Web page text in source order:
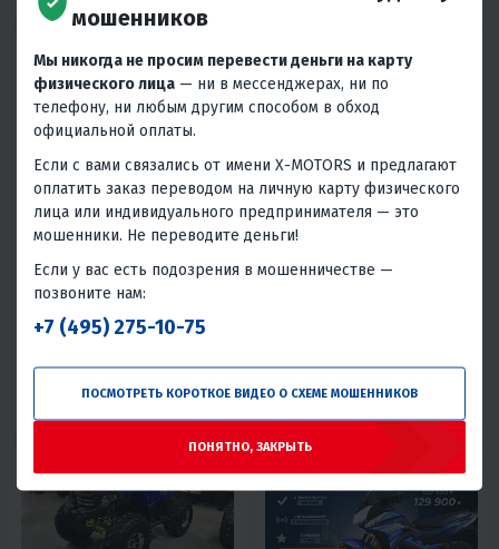
СНЕГОХОД IRBIS TUNGUS 500L
21 500 ₽
В 1 КЛИК
3333х500 мм 21.5 4T
Да
МОТОБУКСИРОВЩИК IKUDZO
1450/500 K15 (DINKING)
15 Нет
500мм
Бензиновый
420
мошенников
Мы никогда не просим перевести деньги на карту
физического лица — ни в мессенджерах, ни по
телефону, ни любым другим способом в обход
официальной оплаты.
Если с вами связались от имени X-MOTORS и предлагают
оплатить заказ переводом на личную карту физического
лица или индивидуального предпринимателя — это
мошенники. Не переводите деньги!
Если у вас есть подозрения в мошенничестве —
позвоните нам:
+7 (495) 275-10-75
ПОСМОТРЕТЬ КОРОТКОЕ ВИДЕО О СХЕМЕ МОШЕННИКОВ
ПОНЯТНО, ЗАКРЫТЬ